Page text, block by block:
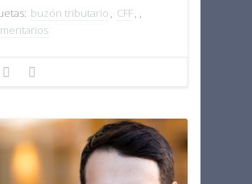
EL MES DE MARZO
buzón tributario , CFF, ,